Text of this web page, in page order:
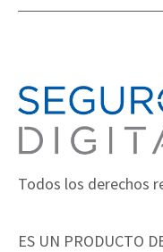
Todos los derechos
ES UN PRODUCTO